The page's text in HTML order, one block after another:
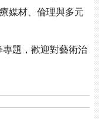
媒材、倫理與多元
題，歡迎對藝術治